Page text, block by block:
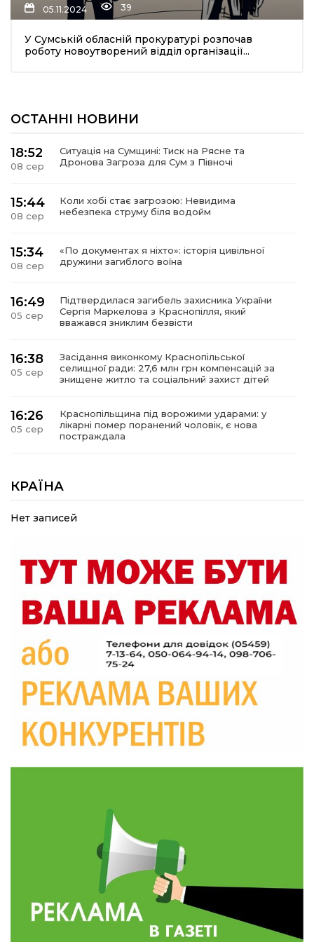
05.11.2024 39
У Сумській обласній прокуратурі розпочав
роботу новоутворений відділ організації...
ОСТАННІ НОВИНИ
18:52
08 сер
Ситуація на Сумщині: Тиск на Рясне та
Дронова Загроза для Сум з Півночі
15:44
08 сер
Коли хобі стає загрозою: Невидима
небезпека струму біля водойм
15:34
08 сер
«По документах я ніхто»: історія цивільної
дружини загиблого воїна
16:49
05 сер
Підтвердилася загибель захисника України
Сергія Маркелова з Краснопілля, який
вважався зниклим безвісти
16:38
05 сер
Засідання виконкому Краснопільської
селищної ради: 27,6 млн грн компенсацій за
знищене житло та соціальний захист дітей
16:26
05 сер
Краснопільщина під ворожими ударами: у
лікарні помер поранений чоловік, є нова
постраждала
05 сер
можуть врятувати життя під час обстрілу
09:26
Що робити, якщо в нотаріальному документі
18:39
04 сер
«КОЛО НЕЗЛАМНИХ»: як діти та ветерани
разом створюють унікальний телепроєкт
09:52
Родина Степаненків: від квітучого
30 лип
Пишіть листи самому собі, або як уникнути
маніпуляційбез конфліктів
19:29
30 лип
«Все закінчиться, приїду й одружуся…»: Пам’яті
26-річного Захисника Богдана Ємця (ВІДЕО)
20:06
Паливо по 100 грн та ризик дефіциту: чому в
Житлові сертифікати, підготовка до зими та
підтримка ВПО: підсумки засідання виконкому
Краснопільської селищної ради
Валентина Масалітіна: «Нас тримає віра в
Перемогу і повернення додому»
Знову біль… Знову втрата… На щиті
повертається захисник України Богдан Ємець
КРАЇНА
Нет записей